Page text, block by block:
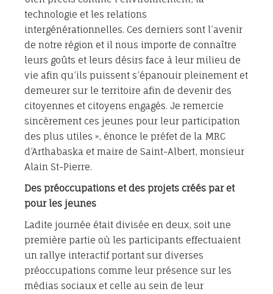
technologie et les relations
intergénérationnelles. Ces derniers sont l’avenir
de notre région et il nous importe de connaître
leurs goûts et leurs désirs face à leur milieu de
vie afin qu’ils puissent s’épanouir pleinement et
demeurer sur le territoire afin de devenir des
citoyennes et citoyens engagés. Je remercie
sincèrement ces jeunes pour leur participation
des plus utiles », énonce le préfet de la MRC
d’Arthabaska et maire de Saint-Albert, monsieur
Alain St-Pierre.
Des préoccupations et des projets créés par et
pour les jeunes
Ladite journée était divisée en deux, soit une
première partie où les participants effectuaient
un rallye interactif portant sur diverses
préoccupations comme leur présence sur les
médias sociaux et celle au sein de leur